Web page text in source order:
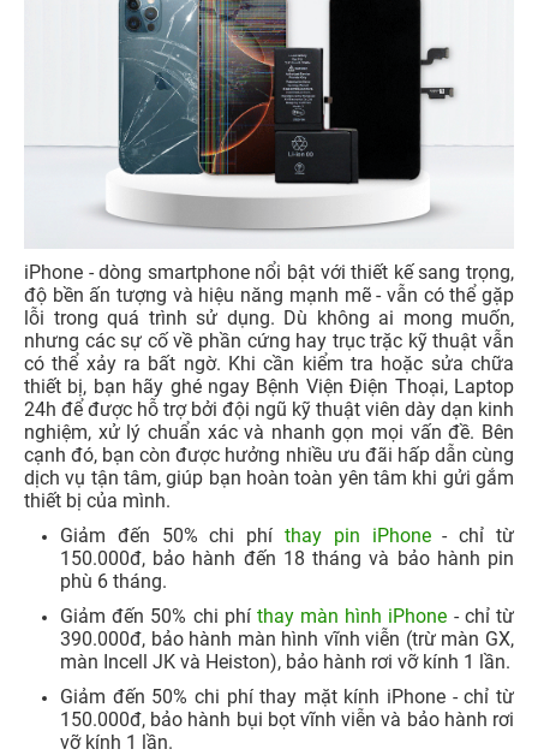
iPhone - dòng smartphone nổi bật với thiết kế sang trọng,
độ bền ấn tượng và hiệu năng mạnh mẽ - vẫn có thể gặp
lỗi trong quá trình sử dụng. Dù không ai mong muốn,
nhưng các sự cố về phần cứng hay trục trặc kỹ thuật vẫn
có thể xảy ra bất ngờ. Khi cần kiểm tra hoặc sửa chữa
thiết bị, bạn hãy ghé ngay Bệnh Viện Điện Thoại, Laptop
24h để được hỗ trợ bởi đội ngũ kỹ thuật viên dày dạn kinh
nghiệm, xử lý chuẩn xác và nhanh gọn mọi vấn đề. Bên
cạnh đó, bạn còn được hưởng nhiều ưu đãi hấp dẫn cùng
dịch vụ tận tâm, giúp bạn hoàn toàn yên tâm khi gửi gắm
thiết bị của mình.
Giảm đến 50% chi phí thay pin iPhone- chỉ từ
150.000đ, bảo hành đến 18 tháng và bảo hành pin
phù 6 tháng.
Giảm đến 50% chi phí thay màn hình iPhone - chỉ từ
390.000đ, bảo hành màn hình vĩnh viễn (trừ màn GX,
màn Incell JK và Heiston), bảo hành rơi vỡ kính 1 lần.​
Giảm đến 50% chi phí thay mặt kính iPhone - chỉ từ
150.000đ, bảo hành bụi bọt vĩnh viễn và bảo hành rơi
vỡ kính 1 lần.